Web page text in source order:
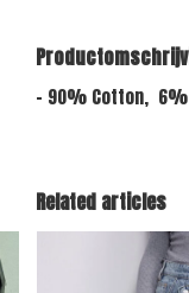
- 90% Cotton,
Related articles